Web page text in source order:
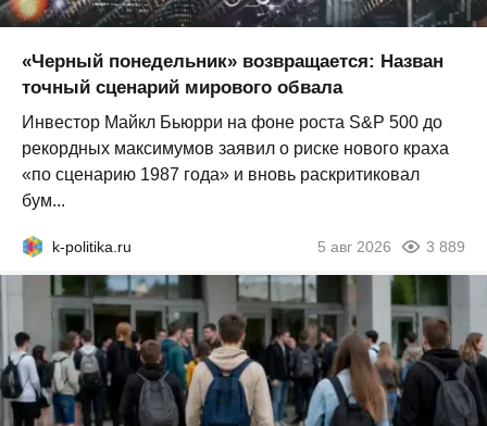
«Черный понедельник» возвращается: Назван
точный сценарий мирового обвала
Инвестор Майкл Бьюрри на фоне роста S&P 500 до
рекордных максимумов заявил о риске нового краха
«по сценарию 1987 года» и вновь раскритиковал
бум...
k-politika.ru 5 авг 2026 3 889